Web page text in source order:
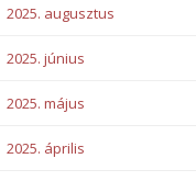
2025. augusztus
2025. június
2025. május
2025. április